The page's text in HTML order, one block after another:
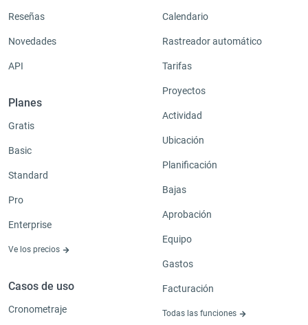
Reseñas
Novedades
API
Planes
Gratis
Basic
Standard
Pro
Enterprise
Ve los precios
Casos de uso
Cronometraje
Calendario
Rastreador automático
Tarifas
Proyectos
Actividad
Ubicación
Planificación
Bajas
Aprobación
Equipo
Gastos
Facturación
Todas las funciones